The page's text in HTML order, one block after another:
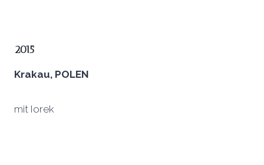
2015
Krakau, POLEN
mit Iorek